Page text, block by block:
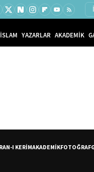
İSLAM YAZARLAR AKADEMİK
I KERİMAKADEMİKFOTOĞRAF